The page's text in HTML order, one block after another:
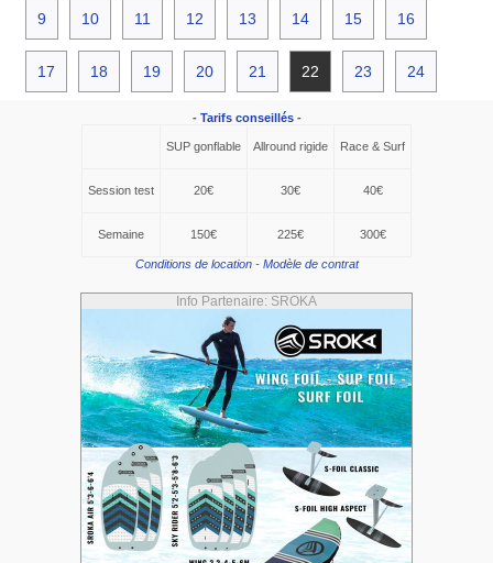
9 10 11 12 13 14 15 16
17 18 19 20 21 22 23 24
- Tarifs conseillés-
SUP gonflable Allround rigide Race & Surf
Session test 20€ 30€ 40€
Semaine 150€ 225€ 300€
Conditions de location- Modèle de contrat
Info Partenaire: SROKA